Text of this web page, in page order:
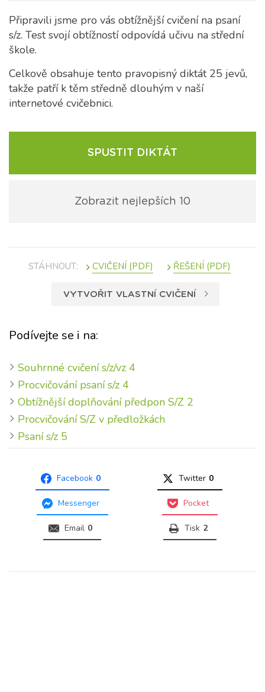
Připravili jsme pro vás obtížnější cvičení na psaní
s/z. Test svojí obtížností odpovídá učivu na střední
škole.
Celkově obsahuje tento pravopisný diktát 25 jevů,
takže patří k těm středně dlouhým v naší
internetové cvičebnici.
SPUSTIT DIKTÁT
Zobrazit nejlepších 10
STÁHNOUT:
VYTVOŘIT VLASTNÍ CVIČENÍ
Podívejte se i na:
Souhrnné cvičení s/z/vz 4
Procvičování psaní s/z 4
Obtížnější doplňování předpon S/Z 2
Procvičování S/Z v předložkách
Psaní s/z 5
Facebook 0 Twitter 0
Messenger Pocket
Email 0 Tisk 2